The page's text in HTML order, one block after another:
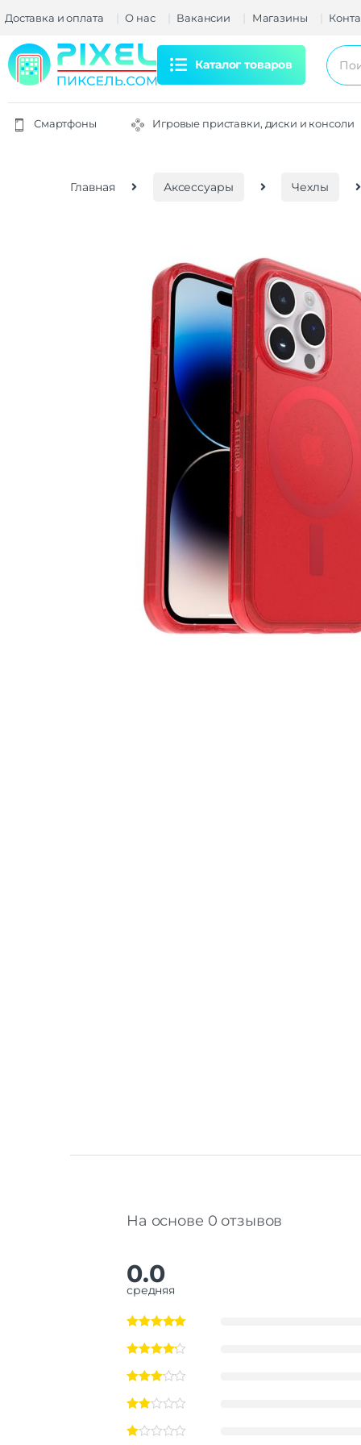
Доставка и оплата О нас Вакансии Магазины
Каталог товаров
Смартфоны Игровые приставки, диски и консоли
Главная Аксессуары Чехлы
На основе 0 отзывов
0.0
средняя